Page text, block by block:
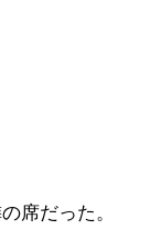
席だった。